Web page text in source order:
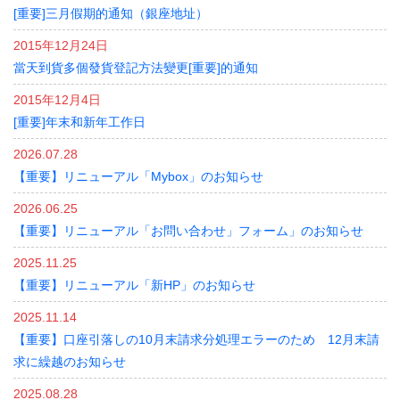
[重要]三月假期的通知（銀座地址）
2015年12月24日
當天到貨多個發貨登記方法變更[重要]的通知
2015年12月4日
[重要]年末和新年工作日
2026.07.28
【重要】リニューアル「Mybox」のお知らせ
2026.06.25
【重要】リニューアル「お問い合わせ」フォーム」のお知らせ
2025.11.25
【重要】リニューアル「新HP」のお知らせ
2025.11.14
【重要】口座引落しの10月末請求分処理エラーのため 12月末請
求に繰越のお知らせ
2025.08.28